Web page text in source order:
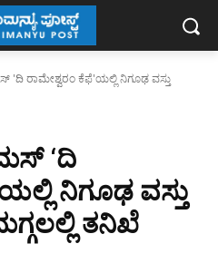
'ದಿ ರಾಮೇಶ್ವರಂ ಕೆಫೆ'ಯಲ್ಲಿ ನಿಗೂಢ ವಸ್ತು
‘ದಿ
ನಿಗೂಢ ವಸ್ತು
ತನಿಖೆ